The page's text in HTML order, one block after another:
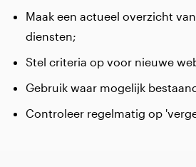
Maak een actueel overzicht
diensten;
Stel criteria op voor nieuwe
Gebruik waar mogelijk
Controleer regelmatig op